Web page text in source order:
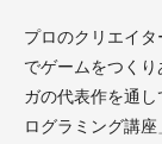
プロのクリエイ
でゲームをつく
ガの代表作を通
ログラミング講